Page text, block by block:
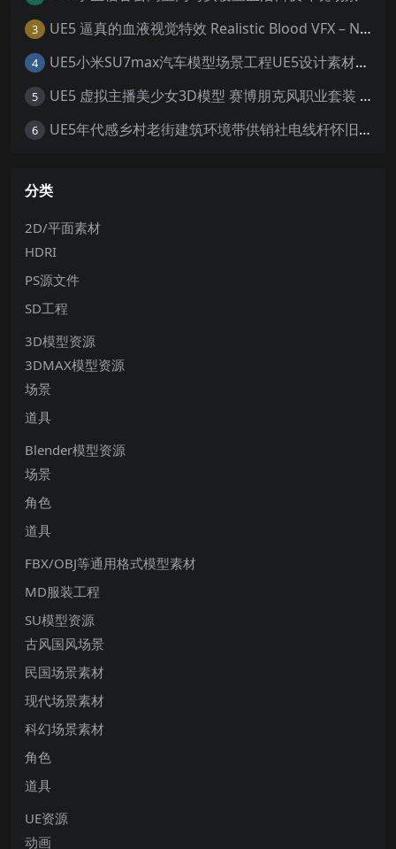
3 UE5 逼真的血液视觉特效 Realistic Blood VFX – Niagara Blood Effects
4 UE5小米SU7max汽车模型场景工程UE5设计素材写实风格汽车工程
5 UE5 虚拟主播美少女3D模型 赛博朋克风职业套装 游戏角色素材
6 UE5年代感乡村老街建筑环境带供销社电线杆怀旧大场景5.0+
分类
2D/平面素材
HDRI
PS源文件
SD工程
3D模型资源
3DMAX模型资源
场景
道具
Blender模型资源
场景
角色
道具
FBX/OBJ等通用格式模型素材
MD服装工程
SU模型资源
古风国风场景
民国场景素材
现代场景素材
科幻场景素材
角色
道具
UE资源
动画